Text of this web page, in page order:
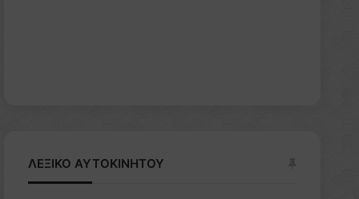
ΛΕΞΙΚΟ ΑΥΤΟΚΙΝΗΤΟΥ